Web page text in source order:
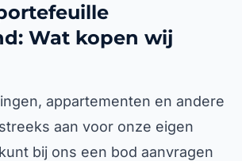
Wat kopen wij
appartementen en andere
aan voor onze eigen
bij ons een bod aanvragen